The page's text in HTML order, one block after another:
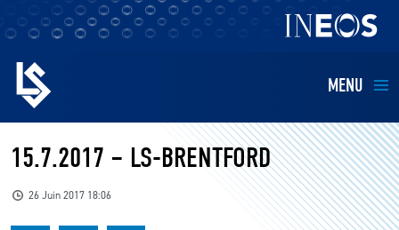
MENU
EQUIPES
BILLETTERIE
15.7.2017 – LS-BRENTFORD
26 Juin 2017 18:06